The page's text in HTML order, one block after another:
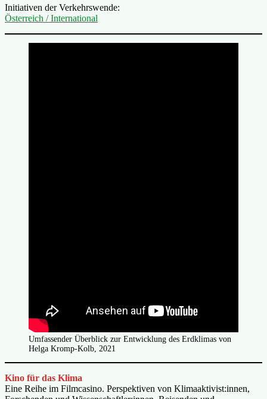
Initiativen der Verkehrswende:
Österreich / International
Umfassender Überblick zur Entwicklung des Erdklimas von
Helga Kromp-Kolb, 2021
Kino für das Klima
Eine Reihe im Filmcasino. Perspektiven von Klimaaktivist:innen,